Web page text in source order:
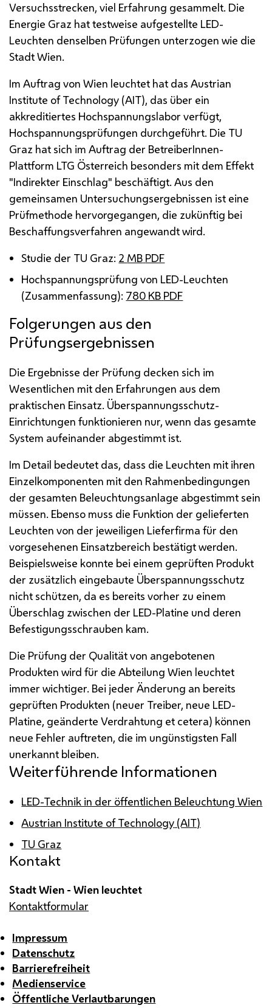
Versuchsstrecken, viel Erfahrung gesammelt. Die
Energie Graz hat testweise aufgestellte LED-
Leuchten denselben Prüfungen unterzogen wie die
Stadt Wien.
Im Auftrag von Wien leuchtet hat das Austrian
Institute of Technology (AIT), das über ein
akkreditiertes Hochspannungslabor verfügt,
Hochspannungsprüfungen durchgeführt. Die TU
Graz hat sich im Auftrag der BetreiberInnen-
Plattform LTG Österreich besonders mit dem Effekt
"Indirekter Einschlag" beschäftigt. Aus den
gemeinsamen Untersuchungsergebnissen ist eine
Prüfmethode hervorgegangen, die zukünftig bei
Beschaffungsverfahren angewandt wird.
Studie der TU Graz: 2 MB PDF
Hochspannungsprüfung von LED-Leuchten
(Zusammenfassung): 780 KB PDF
Folgerungen aus den
Prüfungsergebnissen
Die Ergebnisse der Prüfung decken sich im
Wesentlichen mit den Erfahrungen aus dem
praktischen Einsatz. Überspannungsschutz-
Einrichtungen funktionieren nur, wenn das gesamte
System aufeinander abgestimmt ist.
Im Detail bedeutet das, dass die Leuchten mit ihren
Einzelkomponenten mit den Rahmenbedingungen
der gesamten Beleuchtungsanlage abgestimmt sein
müssen. Ebenso muss die Funktion der gelieferten
Leuchten von der jeweiligen Lieferfirma für den
vorgesehenen Einsatzbereich bestätigt werden.
Beispielsweise konnte bei einem geprüften Produkt
der zusätzlich eingebaute Überspannungsschutz
nicht schützen, da es bereits vorher zu einem
Überschlag zwischen der LED-Platine und deren
Befestigungsschrauben kam.
Die Prüfung der Qualität von angebotenen
Produkten wird für die Abteilung Wien leuchtet
immer wichtiger. Bei jeder Änderung an bereits
geprüften Produkten (neuer Treiber, neue LED-
Platine, geänderte Verdrahtung et cetera) können
neue Fehler auftreten, die im ungünstigsten Fall
unerkannt bleiben.
Weiterführende Informationen
LED-Technik in der öffentlichen Beleuchtung Wien
Austrian Institute of Technology (AIT)
TU Graz
Kontakt
Stadt Wien - Wien leuchtet
Kontaktformular
Impressum
Datenschutz
Barrierefreiheit
Medienservice
Öffentliche Verlautbarungen